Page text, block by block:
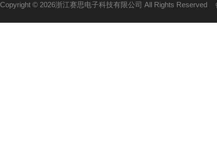
Copyright © 2026浙江赛思电子科技有限公司 All Rights Reserved